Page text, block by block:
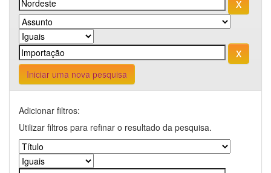
Iniciar uma nova pesquisa
Adicionar filtros:
Utilizar filtros para refinar o resultado da pesquisa.